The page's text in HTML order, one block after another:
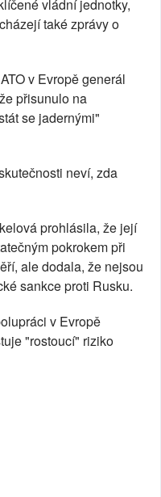
vládní jednotky,
také zprávy o
v Evropě generál
přisunulo na
se jadernými"
neví, zda
prohlásila, že její
pokrokem při
ale dodala, že nejsou
sankce proti Rusku.
v Evropě
"rostoucí" riziko